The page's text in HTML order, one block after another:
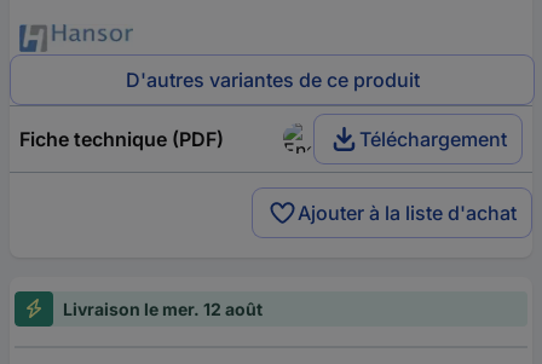
D'autres variantes de ce produit
Fiche technique (PDF) Téléchargement
Ajouter à la liste d'achat
Livraison le mer. 12 août